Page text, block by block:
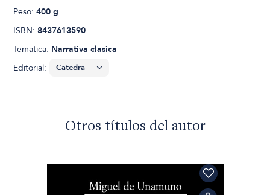
Peso:400 g
ISBN:8437613590
Temática: Narrativa clasica
Editorial:
Otros títulos del autor